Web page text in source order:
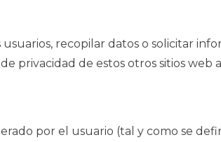
recopilar datos o solicitar
privacidad de estos otros sitios web
por el usuario (tal y como se